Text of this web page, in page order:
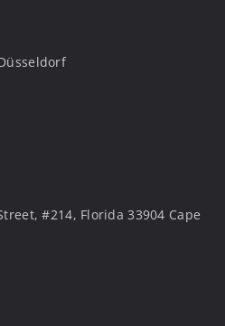
#214, Florida 33904 Cape